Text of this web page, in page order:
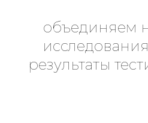
объединяем
результаты